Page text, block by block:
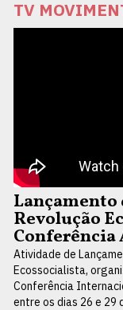
TV
Revolução
Atividade de
Ecossocialista,
Conferência
entre os dias 26 e 29